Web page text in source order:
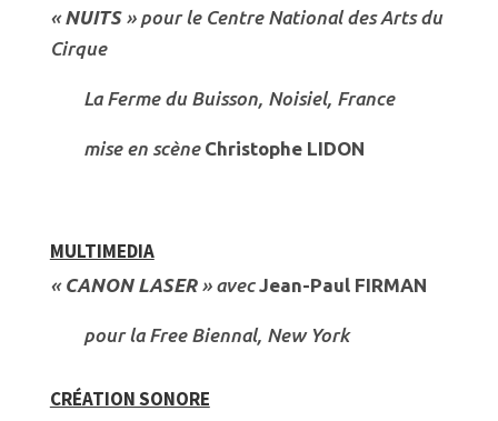
«NUITS » pour le Centre National des Arts du
Cirque
La Ferme du Buisson, Noisiel, France
mise en scène Christophe LIDON
MULTIMEDIA
« CANON LASER» avecJean-Paul FIRMAN
pour la Free Biennal, New York
CRÉATION SONORE